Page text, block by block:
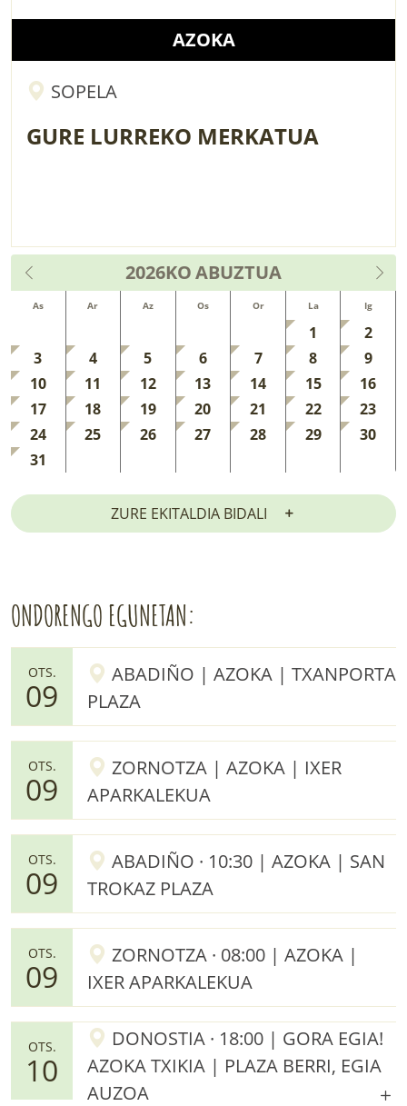
AZOKA
SOPELA
GURE LURREKO MERKATUA
2026KOABUZTUA
As Ar Az Os Or La Ig
1
2
3
4 5 6 7 8
9
10
11 12 13 14 15
16
17
18 19 20 21 22
23
24
25 26 27 28 29
30
31
ZURE EKITALDIA BIDALI
ONDORENGO EGUNETAN:
OTS.
09
ABADIÑO | AZOKA | TXANPORTA
PLAZA
OTS.
09
ZORNOTZA | AZOKA | IXER
APARKALEKUA
OTS.
09
ABADIÑO · 10:30 | AZOKA | SAN
TROKAZ PLAZA
OTS.
09
ZORNOTZA · 08:00 | AZOKA |
IXER APARKALEKUA
OTS.
10
DONOSTIA · 18:00 | GORA EGIA!
AZOKA TXIKIA | PLAZA BERRI, EGIA
AUZOA